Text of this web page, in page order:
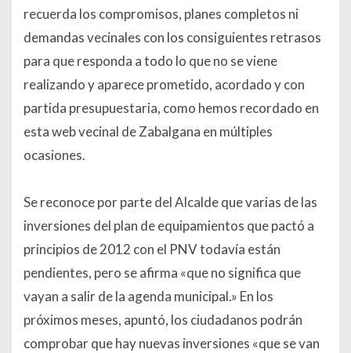
recuerda los compromisos, planes completos ni
demandas vecinales con los consiguientes retrasos
para que responda a todo lo que no se viene
realizando y aparece prometido, acordado y con
partida presupuestaria, como hemos recordado en
esta web vecinal de Zabalgana en múltiples
ocasiones.
Se reconoce por parte del Alcalde que varias de las
inversiones del plan de equipamientos que pactó a
principios de 2012 con el PNV todavía están
pendientes, pero se afirma «que no significa que
vayan a salir de la agenda municipal.» En los
próximos meses, apuntó, los ciudadanos podrán
comprobar que hay nuevas inversiones «que se van